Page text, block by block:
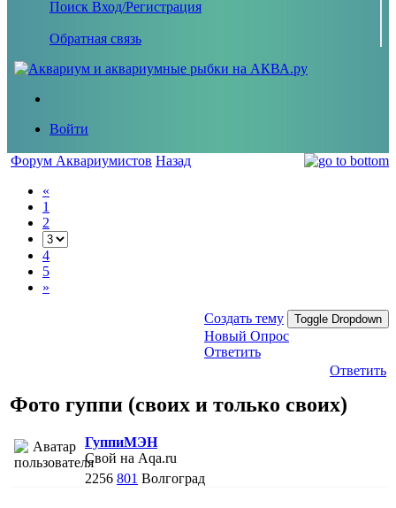
Поиск Вход/Регистрация
Обратная связь
Войти
Форум Аквариумистов Назад
«
1
2
4
5
»
Создать тему Toggle Dropdown
Новый Опрос
Ответить
Ответить
Фото гуппи (своих и только своих)
ГуппиМЭН
Свой на Aqa.ru
2256 801 Волгоград